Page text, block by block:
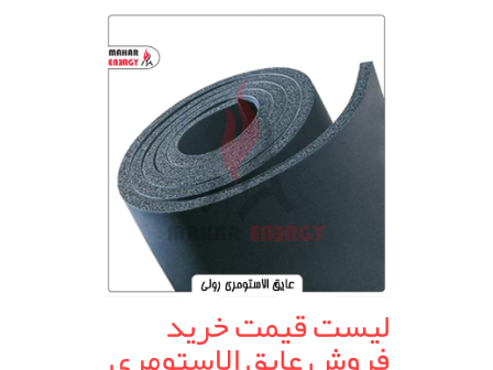
لیست قیمت خرید